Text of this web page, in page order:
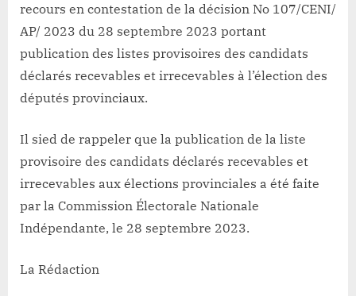
recours en contestation de la décision No 107/CENI/
AP/ 2023 du 28 septembre 2023 portant
publication des listes provisoires des candidats
déclarés recevables et irrecevables à l’élection des
députés provinciaux.
Il sied de rappeler que la publication de la liste
provisoire des candidats déclarés recevables et
irrecevables aux élections provinciales a été faite
par la Commission Électorale Nationale
Indépendante, le 28 septembre 2023.
La Rédaction